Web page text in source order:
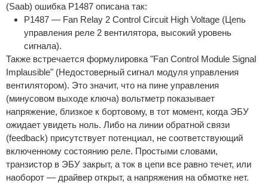
(Saab) ошибка P1487 описана так:
P1487 — Fan Relay 2 Control Circuit High Voltage (Цепь
управления реле 2 вентилятора, высокий уровень
сигнала).
Также встречается формулировка "Fan Control Module Signal
Implausible" (Недостоверный сигнал модуля управления
вентилятором). Это значит, что на пине управления
(минусовом выходе ключа) вольтметр показывает
напряжение, близкое к бортовому, в тот момент, когда ЭБУ
ожидает увидеть ноль. Либо на линии обратной связи
(feedback) присутствует потенциал, не соответствующий
включенному состоянию реле. Простыми словами,
транзистор в ЭБУ закрыт, а ток в цепи все равно течет, или
наоборот — драйвер открыт, а напряжения на обмотке нет.